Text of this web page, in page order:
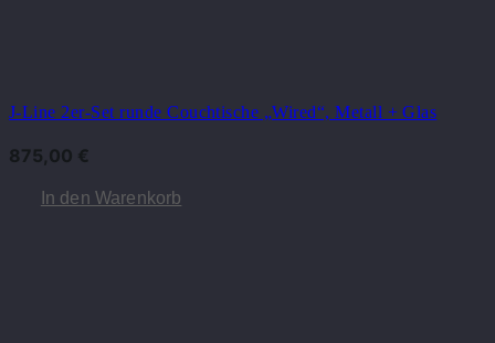
J-Line 2er-Set runde Couchtische „Wired“, Metall + Glas
875,00 €
In den Warenkorb